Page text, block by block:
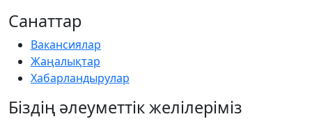
Санаттар
Вакансиялар
Жаңалықтар
Хабарландырулар
Біздің әлеуметтік желілеріміз